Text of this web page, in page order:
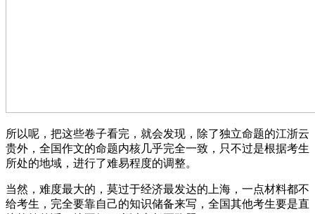
所以呢，把这些卷子看完，就会发现，除了独立命题的江浙云
贵外，全国作文的命题内核几乎完全一致，只不过是根据考生
所处的地域，进行了难易程度的调整。
当然，难度最大的，莫过于经济最发达的上海，一点材料都不
给考生，完全要靠自己的知识储备来写，全国其他考生要是直